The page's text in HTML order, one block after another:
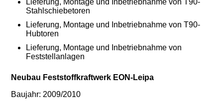
Lieferung, Montage und Inbetriebnahme von T90-
Stahlschiebetoren
Lieferung, Montage und Inbetriebnahme von T90-
Hubtoren
Lieferung, Montage und Inbetriebnahme von
Feststellanlagen
Neubau Feststoffkraftwerk EON-Leipa
Baujahr: 2009/2010